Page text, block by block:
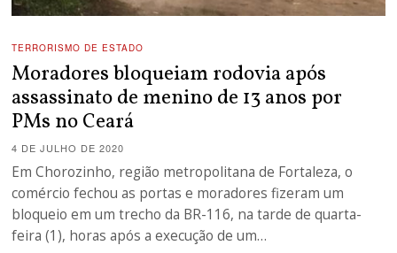
TERRORISMO DE ESTADO
Moradores bloqueiam rodovia após
assassinato de menino de 13 anos por
PMs no Ceará
4 DE JULHO DE 2020
Em Chorozinho, região metropolitana de Fortaleza, o
comércio fechou as portas e moradores fizeram um
bloqueio em um trecho da BR-116, na tarde de quarta-
feira (1), horas após a execução de um…